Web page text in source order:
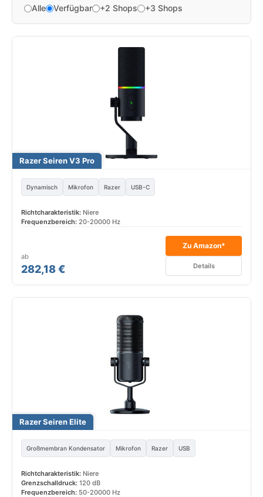
Alle
Verfügbar +2 Shops +3 Shops
Razer Seiren V3 Pro
Dynamisch Mikrofon Razer USB-C
Richtcharakteristik: Niere
Frequenzbereich: 20-20000 Hz
ab
282,18 €
Zu Amazon*
Details
Razer Seiren Elite
Großmembran Kondensator Mikrofon Razer USB
Richtcharakteristik: Niere
Grenzschalldruck: 120 dB
Frequenzbereich: 50-20000 Hz